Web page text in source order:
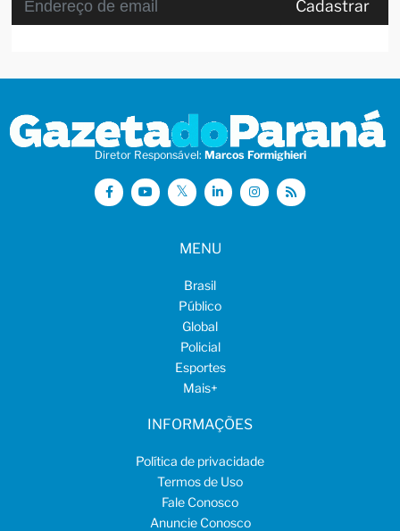
Cadastrar
Diretor Responsável: Marcos Formighieri
MENU
Brasil
Público
Global
Policial
Esportes
Mais+
INFORMAÇÕES
Política de privacidade
Termos de Uso
Fale Conosco
Anuncie Conosco